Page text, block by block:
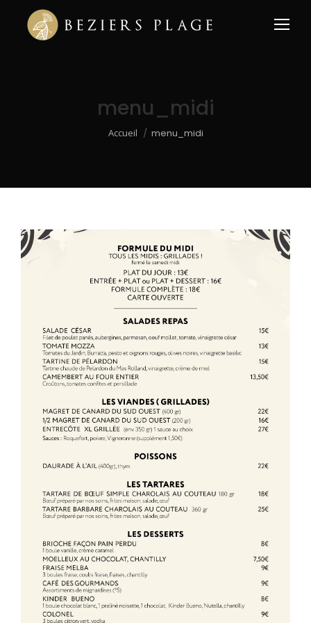
menu_midi
Vous êtes ici :
Accueil menu_midi